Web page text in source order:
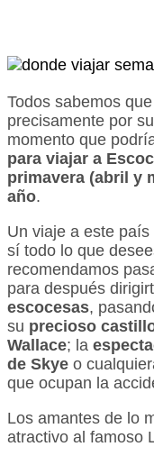
Todos sabemos
precisamente por
momento que
para viajar a
primavera (abril y
año.
Un viaje a este
sí todo lo que
recomendamos
para después
escocesas,
su precioso
Wallace; la
de Skye o
que ocupan la
Los amantes de lo
atractivo al famoso